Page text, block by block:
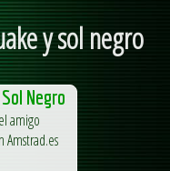
y sol negro
Negro
amigo